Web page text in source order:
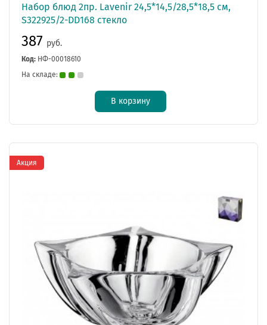
Набор блюд 2пр. Lavenir 24,5*14,5/28,5*18,5 см,
S322925/2-DD168 стекло
387 руб.
Код: НФ-00018610
На складе:
В корзину
Акция